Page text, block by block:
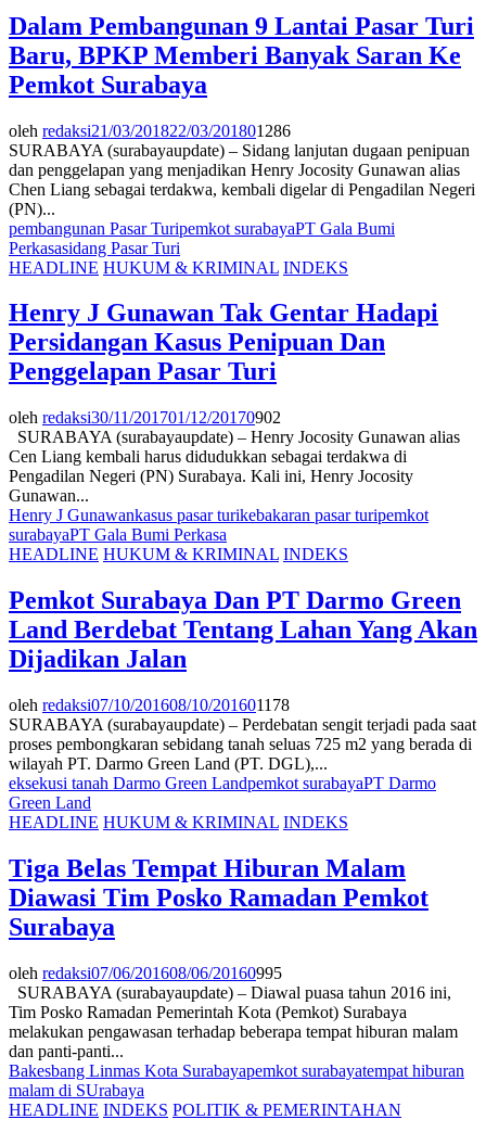
Dalam Pembangunan 9 Lantai Pasar Turi
Baru, BPKP Memberi Banyak Saran Ke
Pemkot Surabaya
oleh redaksi21/03/201822/03/201801286
SURABAYA (surabayaupdate) – Sidang lanjutan dugaan penipuan
dan penggelapan yang menjadikan Henry Jocosity Gunawan alias
Chen Liang sebagai terdakwa, kembali digelar di Pengadilan Negeri
(PN)...
pembangunan Pasar Turipemkot surabayaPT Gala Bumi
Perkasasidang Pasar Turi
HEADLINE HUKUM & KRIMINAL INDEKS
Henry J Gunawan Tak Gentar Hadapi
Persidangan Kasus Penipuan Dan
Penggelapan Pasar Turi
oleh redaksi30/11/201701/12/20170902
SURABAYA (surabayaupdate) – Henry Jocosity Gunawan alias
Cen Liang kembali harus didudukkan sebagai terdakwa di
Pengadilan Negeri (PN) Surabaya. Kali ini, Henry Jocosity
Gunawan...
Henry J Gunawankasus pasar turikebakaran pasar turipemkot
surabayaPT Gala Bumi Perkasa
HEADLINE HUKUM & KRIMINAL INDEKS
Pemkot Surabaya Dan PT Darmo Green
Land Berdebat Tentang Lahan Yang Akan
Dijadikan Jalan
oleh redaksi07/10/201608/10/201601178
SURABAYA (surabayaupdate) – Perdebatan sengit terjadi pada saat
proses pembongkaran sebidang tanah seluas 725 m2 yang berada di
wilayah PT. Darmo Green Land (PT. DGL),...
eksekusi tanah Darmo Green Landpemkot surabayaPT Darmo
Green Land
HEADLINE HUKUM & KRIMINAL INDEKS
Tiga Belas Tempat Hiburan Malam
Diawasi Tim Posko Ramadan Pemkot
Surabaya
oleh redaksi07/06/201608/06/20160995
SURABAYA (surabayaupdate) – Diawal puasa tahun 2016 ini,
Tim Posko Ramadan Pemerintah Kota (Pemkot) Surabaya
melakukan pengawasan terhadap beberapa tempat hiburan malam
dan panti-panti...
Bakesbang Linmas Kota Surabayapemkot surabayatempat hiburan
malam di SUrabaya
HEADLINE INDEKS POLITIK & PEMERINTAHAN